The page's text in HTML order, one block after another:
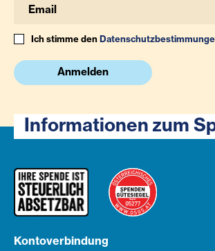
Ich stimme den
Anmelden
Informationen zum
Kontoverbindung